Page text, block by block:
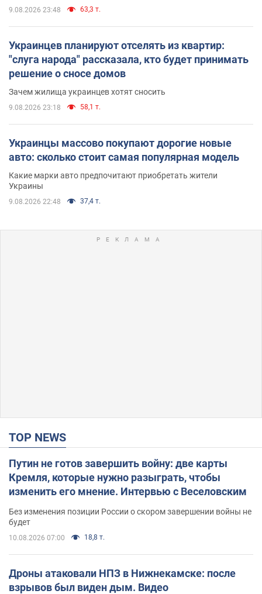
9.08.2026 23:48 63,3 т.
Украинцев планируют отселять из квартир:
"слуга народа" рассказала, кто будет принимать
решение о сносе домов
Зачем жилища украинцев хотят сносить
9.08.2026 23:18 58,1 т.
Украинцы массово покупают дорогие новые
авто: сколько стоит самая популярная модель
Какие марки авто предпочитают приобретать жители
Украины
9.08.2026 22:48 37,4 т.
TOP NEWS
Путин не готов завершить войну: две карты
Кремля, которые нужно разыграть, чтобы
изменить его мнение. Интервью с Веселовским
Без изменения позиции России о скором завершении войны не
будет
10.08.2026 07:00 18,8 т.
Дроны атаковали НПЗ в Нижнекамске: после
взрывов был виден дым. Видео